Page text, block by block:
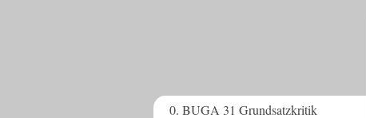
0. BUGA 31 Grundsatzkritik